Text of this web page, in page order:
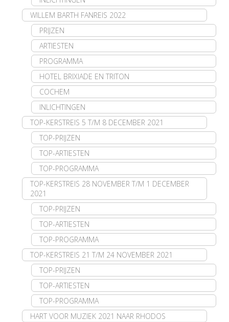
WILLEM BARTH FANREIS 2022
PRIJZEN
ARTIESTEN
PROGRAMMA
HOTEL BRIXIADE EN TRITON
COCHEM
INLICHTINGEN
TOP-KERSTREIS 5 T/M 8 DECEMBER 2021
TOP-PRIJZEN
TOP-ARTIESTEN
TOP-PROGRAMMA
TOP-KERSTREIS 28 NOVEMBER T/M 1 DECEMBER
2021
TOP-PRIJZEN
TOP-ARTIESTEN
TOP-PROGRAMMA
TOP-KERSTREIS 21 T/M 24 NOVEMBER 2021
TOP-PRIJZEN
TOP-ARTIESTEN
TOP-PROGRAMMA
HART VOOR MUZIEK 2021 NAAR RHODOS